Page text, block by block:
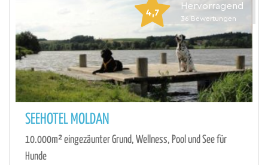
4,7
Hervorragend
36 Bewertungen
SEEHOTEL MOLDAN
10.000m² eingezäunter Grund, Wellness, Pool und See für
Hunde